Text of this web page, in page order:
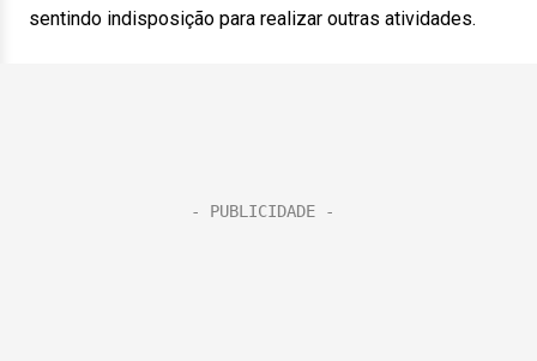
sentindo indisposição para realizar outras atividades.